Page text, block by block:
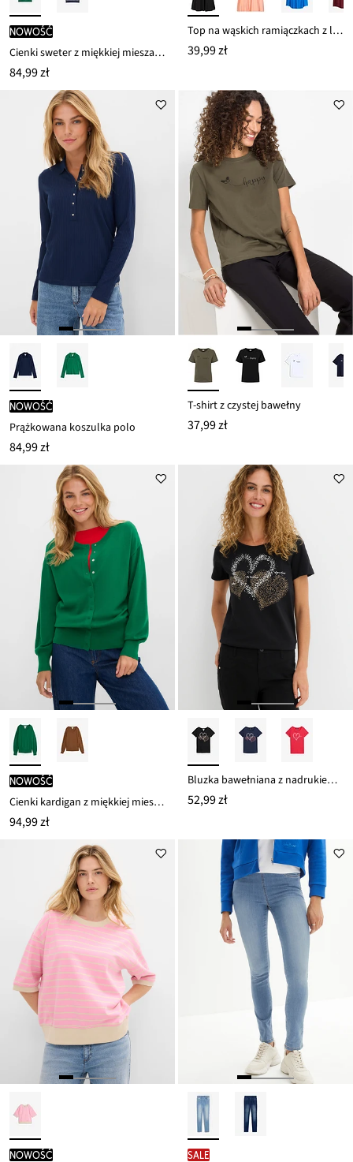
nowość
Cienki sweter z miękkiej mieszanki wiskozy
84,99 zł
Top na wąskich ramiączkach z lejącej wiskozy
39,99 zł
nowość
Prążkowana koszulka polo
84,99 zł
T-shirt z czystej bawełny
37,99 zł
nowość
Cienki kardigan z miękkiej mieszanki wiskozy
94,99 zł
Bluzka bawełniana z nadrukiem serca z bawełny organicznej
52,99 zł
nowość SALE